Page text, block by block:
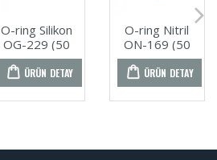
O-ring Silikon
OG-229 (50
ADET)
ÜRÜN DETAY
O-ring Nitril
ON-169 (50
ADET)
ÜRÜN DETAY